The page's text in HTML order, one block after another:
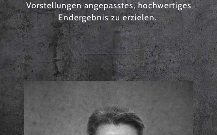
Vorstellungen angepasstes, hochwertiges
Endergebnis zu erzielen.